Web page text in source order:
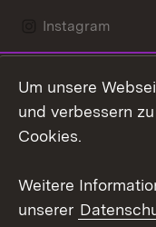
Instagram
Mastodon
Youtube
Kontakt
Um unsere
und verbessern
Cookies.
Weitere
unserer